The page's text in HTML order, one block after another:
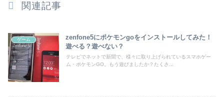
関連記事
ゲーム
zenfone5にポケモンgoをインストールしてみた！
遊べる？遊べない？
テレビでネットで新聞で、様々に取り上げられているスマホゲー
ム・ポケモンGO。もう遊びましたか？たくさ...